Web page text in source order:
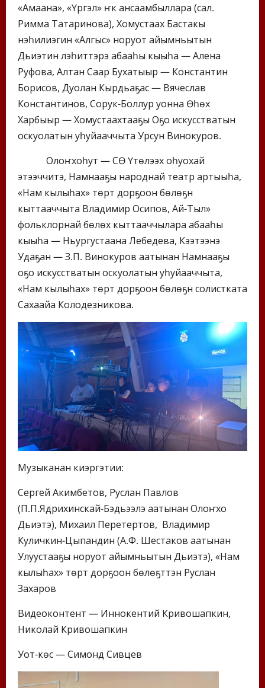
«Амаана», «Үргэл» үҥкүү ансаамбыллара (сал.
Римма Татаринова), Хомустаах Бастакы
нэһилиэгин «Алгыс» норуот айымньытын
Дьиэтин үлэһиттэрэ абааһы кыыһа — Алена
Руфова, Алтан Саар Бухатыыр — Константин
Борисов, Дуолан Кырдьаҕас — Вячеслав
Константинов, Сорук-Боллур уонна Өһөх
Харбыыр — Хомустаахтааҕы Оҕо искусстватын
оскуолатын уһуйааччыта Урсун Винокуров.
Олоҥхоһут — СӨ Үтүөлээх оһуохай
этээччитэ, Намнааҕы народнай театр артыыһа,
«Нам кылыһах» төрүт дорҕоон бөлөҕүн
кыттааччыта Владимир Осипов, Ай-Тыл»
фольклорнай бөлөх кыттааччылара абааһы
кыыһа — Ньургустаана Лебедева, Кээтээнэ
Удаҕан — З.П. Винокуров аатынан Намнааҕы
оҕо искусстватын оскуолатын уһуйааччыта,
«Нам кылыһах» төрүт дорҕоон бөлөҕүн солистката
Сахаайа Колодезникова.
Музыканан киэргэтии:
Сергей Акимбетов, Руслан Павлов
(П.П.Ядрихинскай-Бэдьээлэ аатынан Олоҥхо
Дьиэтэ), Михаил Перетертов, Владимир
Куличкин-Цыпандин (А.Ф. Шестаков аатынан
Улуустааҕы норуот айымньытын Дьиэтэ), «Нам
кылыһах» төрүт дорҕоон бөлөҕүттэн Руслан
Захаров
Видеоконтент — Иннокентий Кривошапкин,
Николай Кривошапкин
Уот-күөс — Симонд Сивцев